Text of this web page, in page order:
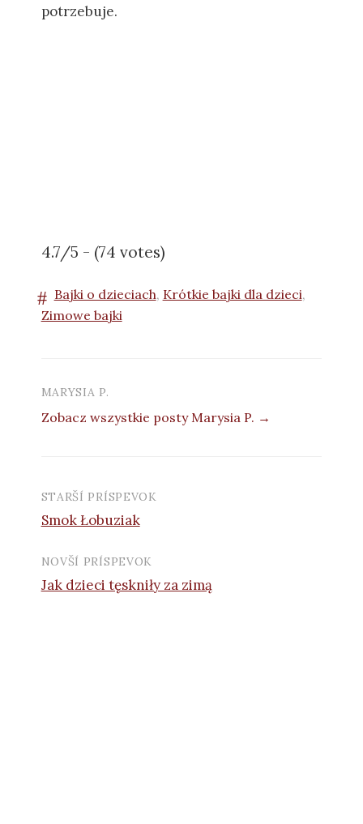
potrzebuje.
4.7/5 - (74 votes)
Bajki o dzieciach, Krótkie bajki dla dzieci,
Zimowe bajki
MARYSIA P.
Zobacz wszystkie posty Marysia P. →
Navigácia
príspevkov
STARŠÍ PRÍSPEVOK
Smok Łobuziak
NOVŠÍ PRÍSPEVOK
Jak dzieci tęskniły za zimą